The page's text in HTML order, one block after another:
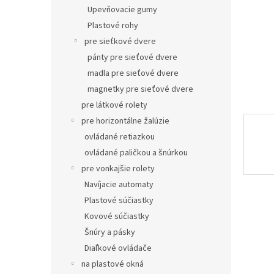
Upevňovacie gumy
Plastové rohy
pre sieťkové dvere
pánty pre sieťové dvere
madla pre sieťové dvere
magnetky pre sieťové dvere
pre látkové rolety
pre horizontálne žalúzie
ovládané retiazkou
ovládané paličkou a šnúrkou
pre vonkajšie rolety
Navíjacie automaty
Plastové súčiastky
Kovové súčiastky
Šnúry a pásky
Diaľkové ovládače
na plastové okná